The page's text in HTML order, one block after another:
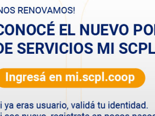
tercer año del colegio Perito Moreno
se proyectó un video educativo sobre
Posteriormente, se brindaron
como en la vía pública. También se hizo
que existen en algunos barrios
Ciencias naturales, comentó que “la
genera la energía hasta que llega a